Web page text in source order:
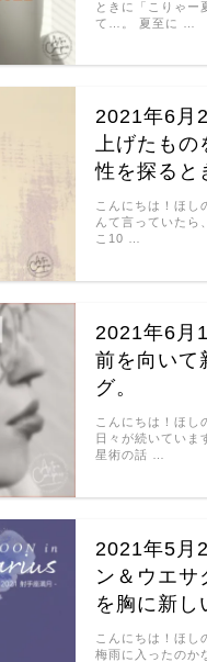
ときに「こりゃー
て…。 夏至に …
2021年6月
上げたもの
性を探ると
こんにちは！ほし
んて言っていたら
こ10 …
2021年6月
前を向いて
グ。
こんにちは！ほし
日々が続いていま
星術の話 …
2021年5月
ン＆ウエサ
を胸に新し
こんにちは！ほし
梅雨に入ったのか